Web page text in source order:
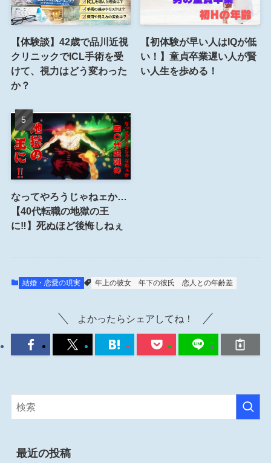
【体験談】42歳で品川近視
クリニックでICL手術を受
けて、視力はどう変わった
か？
【初体験が早い人はIQが低
い！】童貞卒業遅い人が賢
い人生を歩める！
なってやろうじゃねェか…
【40代転職の地獄の王
に‼︎】死ぬほど後悔しねぇ
結婚・恋愛の現実 年上の彼女 年下の彼氏 恋人との年齢差
よかったらシェアしてね！
最近の投稿